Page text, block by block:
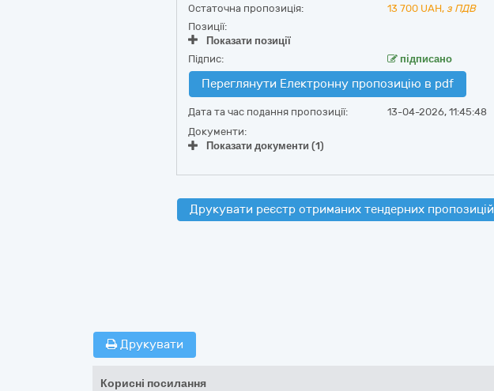
Остаточна пропозиція:
13 700 UAH, з ПДВ
Позиції:
Показати позиції
Підпис:
підписано
Переглянути Електронну пропозицію в pdf
Дата та час подання пропозиції:
13-04-2026, 11:45:48
Документи:
Показати документи (1)
Друкувати реєстр отриманих тендерних пропозицій
Друкувати
Корисні посилання